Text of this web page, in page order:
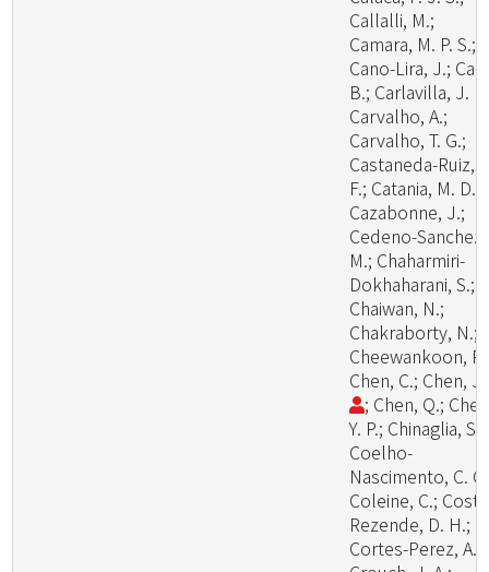
Callalli, M.;
Camara, M. P. S.;
Cano-Lira, J.;
B.; Carlavilla, J.
Carvalho, A.;
Carvalho, T. G.;
Castaneda-Ruiz,
F.; Catania, M. D.,
Cazabonne, J.;
Cedeno-Sanchez,
M.; Chaharmiri-
Dokhaharani, S.;
Chaiwan, N.;
Chakraborty, N.;
Cheewankoon,
Chen, C.; Chen,
; Chen, Q.;
Y. P.; Chinaglia, S.;
Coelho-
Nascimento, C.
Coleine, C.;
Rezende, D. H.;
Cortes-Perez, A.;